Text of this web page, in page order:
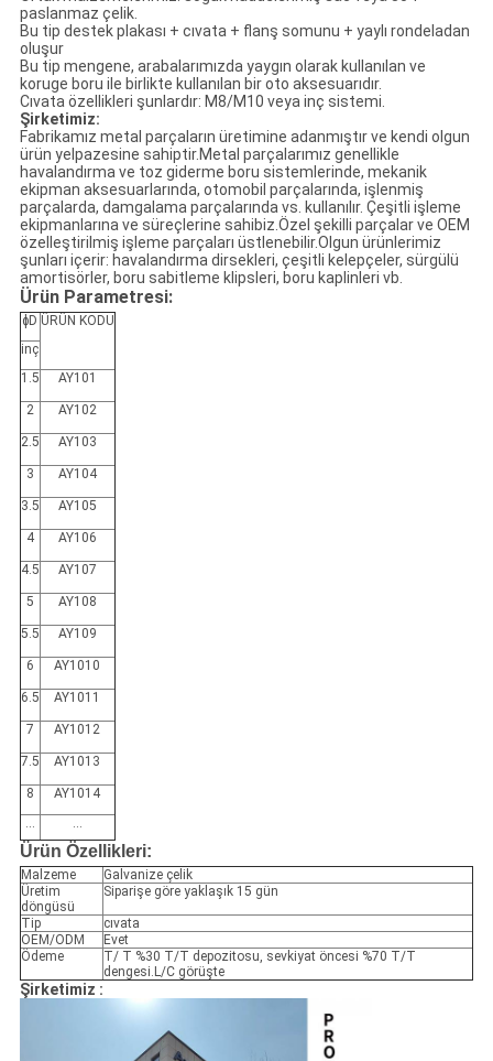
paslanmaz çelik.
Bu tip destek plakası + cıvata + flanş somunu + yaylı rondeladan
oluşur
Bu tip mengene, arabalarımızda yaygın olarak kullanılan ve
koruge boru ile birlikte kullanılan bir oto aksesuarıdır.
Cıvata özellikleri şunlardır: M8/M10 veya inç sistemi.
Şirketimiz:
Fabrikamız metal parçaların üretimine adanmıştır ve kendi olgun
ürün yelpazesine sahiptir.Metal parçalarımız genellikle
havalandırma ve toz giderme boru sistemlerinde, mekanik
ekipman aksesuarlarında, otomobil parçalarında, işlenmiş
parçalarda, damgalama parçalarında vs. kullanılır. Çeşitli işleme
ekipmanlarına ve süreçlerine sahibiz.Özel şekilli parçalar ve OEM
özelleştirilmiş işleme parçaları üstlenebilir.Olgun ürünlerimiz
şunları içerir: havalandırma dirsekleri, çeşitli kelepçeler, sürgülü
amortisörler, boru sabitleme klipsleri, boru kaplinleri vb.
Ürün Parametresi:
ɸD ÜRÜN KODU
inç
1.5
AY101
2 AY102
2.5 AY103
3 AY104
3.5 AY105
4 AY106
4.5 AY107
5 AY108
5.5 AY109
6 AY1010
6.5 AY1011
7 AY1012
7.5 AY1013
8
AY1014
...
...
Ürün Özellikleri:
Malzeme
Galvanize çelik
Üretim
döngüsü
Siparişe göre yaklaşık 15 gün
Tip
cıvata
OEM/ODM
Evet
Ödeme
T/ T %30 T/T depozitosu, sevkiyat öncesi %70 T/T
dengesi.L/C görüşte
Şirketimiz :